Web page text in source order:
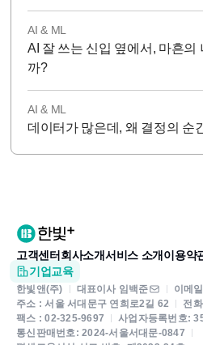
AI & ML
AI 잘 쓰는 신입 옆에서, 마흔의
까?
AI & ML
데이터가 많은데, 왜 결정의 순
고객센터 회사소개서비스 소개 이용약
기업교육
한빛앤(주) 대표이사 임백준
이메
주소 : 서울 서대문구 연희로2길 62
전
팩스 : 02-325-9697
사업자등록번호:
통신판매번호: 2024-서울서대문-0847